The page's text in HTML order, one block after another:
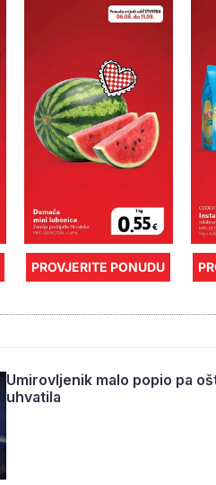
PROVJERITE PONUDU
Umirovljenik malo popio pa
uhvatila